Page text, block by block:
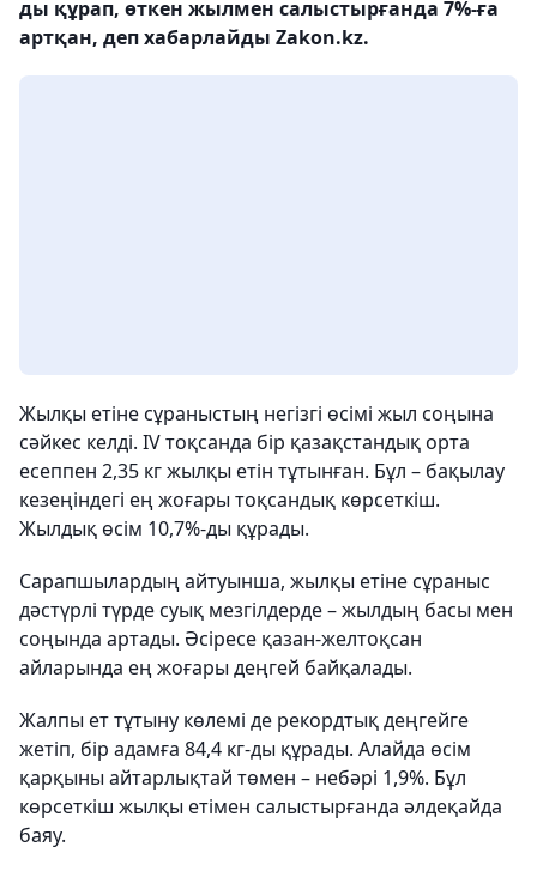
ды құрап, өткен жылмен салыстырғанда 7%-ға
артқан, деп хабарлайды Zakon.kz.
Жылқы етіне сұраныстың негізгі өсімі жыл соңына
сәйкес келді. IV тоқсанда бір қазақстандық орта
есеппен 2,35 кг жылқы етін тұтынған. Бұл – бақылау
кезеңіндегі ең жоғары тоқсандық көрсеткіш.
Жылдық өсім 10,7%-ды құрады.
Сарапшылардың айтуынша, жылқы етіне сұраныс
дәстүрлі түрде суық мезгілдерде – жылдың басы мен
соңында артады. Әсіресе қазан-желтоқсан
айларында ең жоғары деңгей байқалады.
Жалпы ет тұтыну көлемі де рекордтық деңгейге
жетіп, бір адамға 84,4 кг-ды құрады. Алайда өсім
қарқыны айтарлықтай төмен – небәрі 1,9%. Бұл
көрсеткіш жылқы етімен салыстырғанда әлдеқайда
баяу.